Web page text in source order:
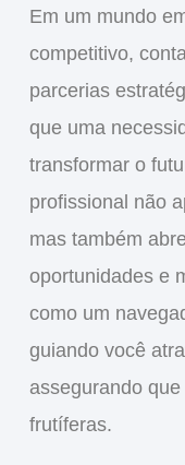
Em um mundo
competitivo,
parcerias
que uma
transformaro
profissional não
mas também
oportunidades e
como um
guiando você
assegurando
frutíferas.